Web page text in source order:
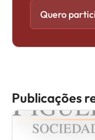
Quero
Publicações